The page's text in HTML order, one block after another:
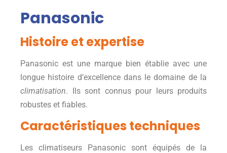
Panasonic
Histoire et expertise
Panasonic est une marque bien établie avec une
longue histoire d’excellence dans le domaine de la
climatisation. Ils sont connus pour leurs produits
robustes et fiables.
Caractéristiques techniques
Les climatiseurs Panasonic sont équipés de la